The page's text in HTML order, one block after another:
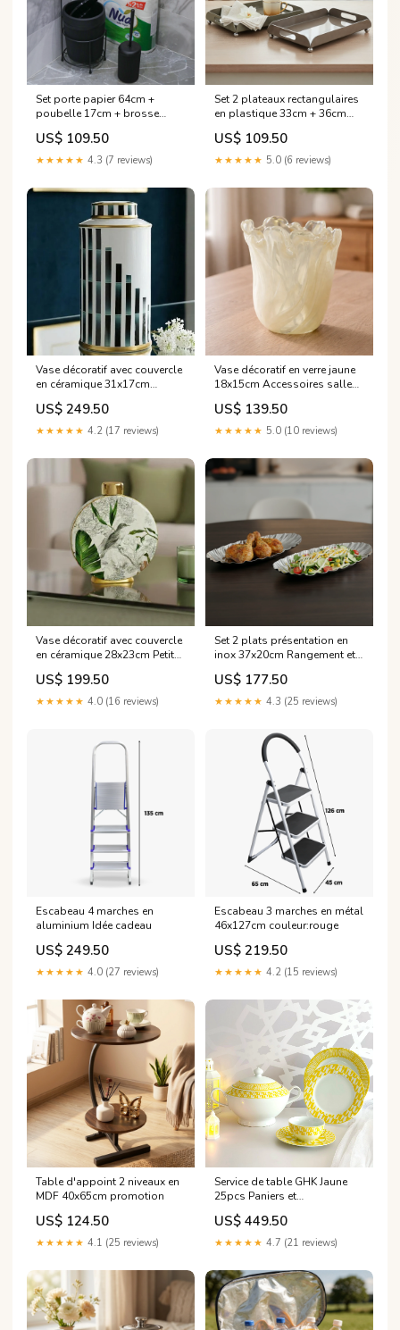
Set porte papier 64cm +
poubelle 17cm + brosse
16cm + papier toilette 9pcs
Assiettes et plats
US$ 109.50
★★★★★ 4.3 (7 reviews)
Set 2 plateaux rectangulaires
en plastique 33cm + 36cm
Verres à thé
US$ 109.50
★★★★★ 5.0 (6 reviews)
Vase décoratif avec couvercle
en céramique 31x17cm
Tables et chaises
US$ 249.50
★★★★★ 4.2 (17 reviews)
Vase décoratif en verre jaune
18x15cm Accessoires salle
de bain
US$ 139.50
★★★★★ 5.0 (10 reviews)
Vase décoratif avec couvercle
en céramique 28x23cm Petit
électroménager
US$ 199.50
★★★★★ 4.0 (16 reviews)
Set 2 plats présentation en
inox 37x20cm Rangement et
Stockage
US$ 177.50
★★★★★ 4.3 (25 reviews)
Escabeau 4 marches en
aluminium Idée cadeau
US$ 249.50
★★★★★ 4.0 (27 reviews)
Escabeau 3 marches en métal
46x127cm couleur:rouge
US$ 219.50
★★★★★ 4.2 (15 reviews)
Table d'appoint 2 niveaux en
MDF 40x65cm promotion
US$ 124.50
★★★★★ 4.1 (25 reviews)
Service de table GHK Jaune
25pcs Paniers et
organisateurs
US$ 449.50
★★★★★ 4.7 (21 reviews)